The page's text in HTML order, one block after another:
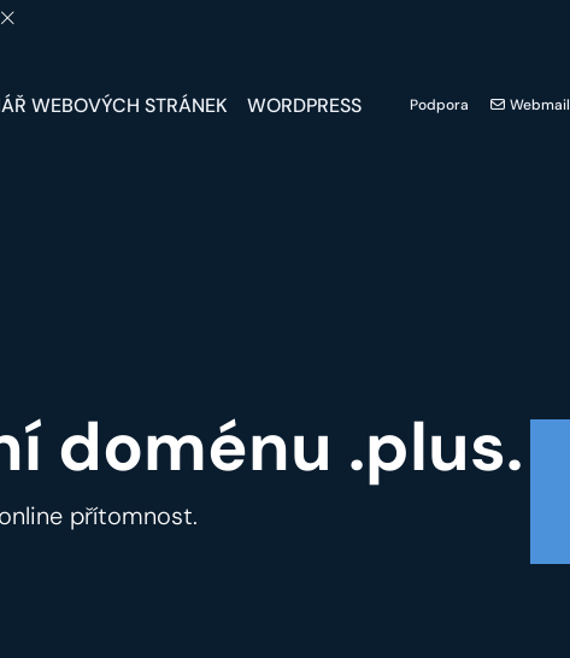
WEBOVÝCH STRÁNEK WORDPRESS Podpora Webmail
doménu .plus.
přítomnost.